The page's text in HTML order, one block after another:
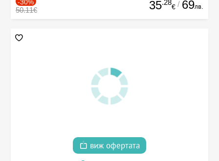
-30%
50.11€ 35.28
€ / 69лв.
виж офертата